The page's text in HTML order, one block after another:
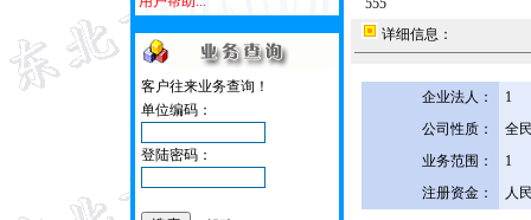
客户往来业务查询！
单位编码：
登陆密码：
555
详细信息：
企业法人：
1
公司性质：
全
业务范围：
1
注册资金：
人